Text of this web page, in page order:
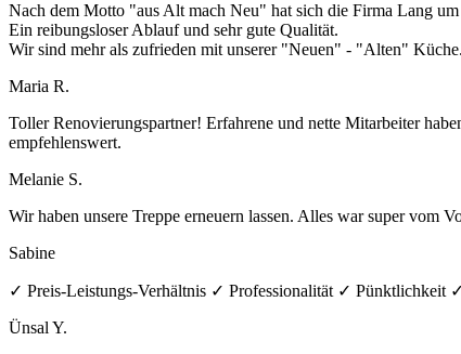
Nach dem Motto "aus Alt mach Neu" hat sich die Firma Lang
Ein reibungsloser Ablauf und sehr gute Qualität.
Wir sind mehr als zufrieden mit unserer "Neuen" - "Alten" Küche.
Maria R.
Toller Renovierungspartner! Erfahrene und nette Mitarbeiter
empfehlenswert.
Melanie S.
Wir haben unsere Treppe erneuern lassen. Alles war super vom
Sabine
✓ Preis-Leistungs-Verhältnis ✓ Professionalität ✓ Pünktlichkeit
Ünsal Y.